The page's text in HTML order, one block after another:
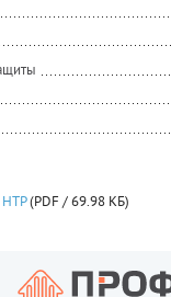
(PDF / 69.98 КБ)